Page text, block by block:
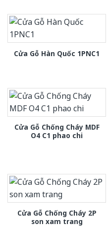
Cửa Gỗ Hàn Quốc 1PNC1
Cửa Gỗ Chống Cháy MDF
O4 C1 phao chi
Cửa Gỗ Chống Cháy 2P
son xam trang